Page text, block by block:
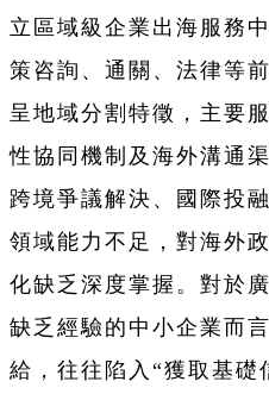
立區域級企業出海服務
策咨詢、通關、法律等
呈地域分割特徵，主要
性協同機制及海外溝通
跨境爭議解決、國際投
領域能力不足，對海外
化缺乏深度掌握。對於
缺乏經驗的中小企業而
給，往往陷入“獲取基礎